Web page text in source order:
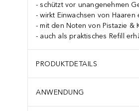
schützt vor unangenehmen
wirkt Einwachsen von Haaren
mit den Noten von Pistazie &
auch als praktisches Refill
PRODUKTDETAILS
ANWENDUNG